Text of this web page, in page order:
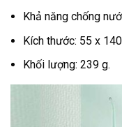
Khả năng chống
Kích thước: 55 x
Khối lượng: 239 g.